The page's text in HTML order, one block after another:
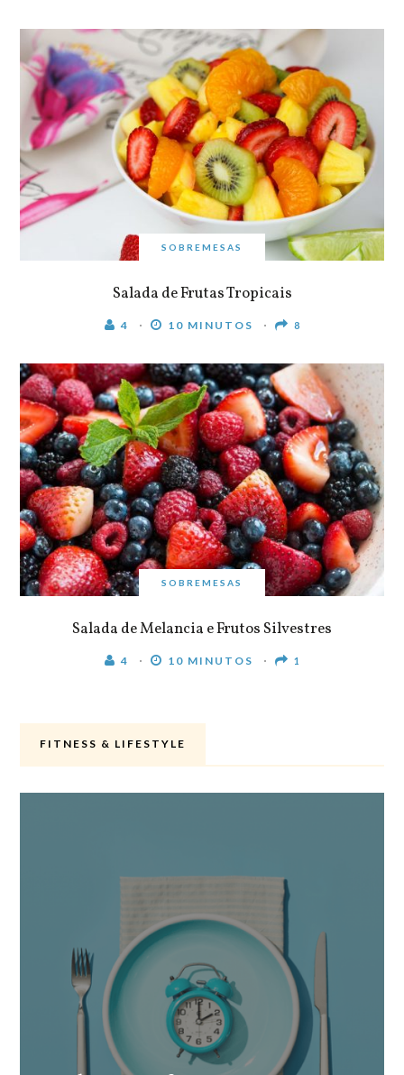
SOBREMESAS
Salada de Frutas Tropicais
4 10 MINUTOS 8
SOBREMESAS
Salada de Melancia e Frutos Silvestres
4 10 MINUTOS 1
FITNESS & LIFESTYLE